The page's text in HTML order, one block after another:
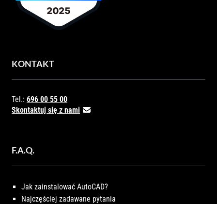
KONTAKT
Tel.: 696 00 55 00
Skontaktuj się z nami
F.A.Q.
Jak zainstalować AutoCAD?
Najczęściej zadawane pytania